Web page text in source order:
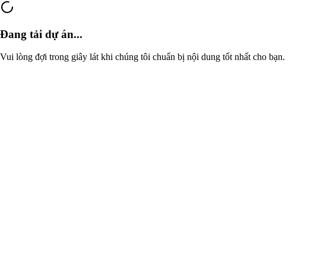
Đang tải dự án...
Vui lòng đợi trong giây lát khi chúng tôi chuẩn bị nội dung tốt nhất cho bạn.